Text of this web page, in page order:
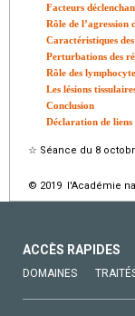
Facteurs
Rôle de l’agression
Caractéristiques
Perturbations des
Rôle des
Les lésions
Conclusion
Déclaration de liens
☆ Séance du 8
© 2019 l'Académie
ACCÈS RAPIDES
DOMAINES